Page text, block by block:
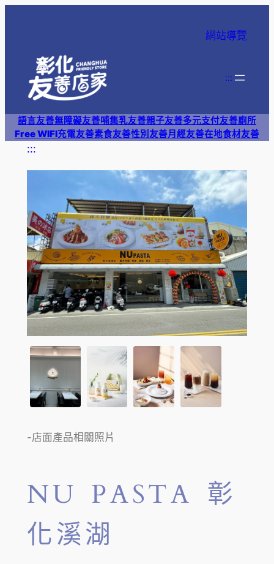
網站導覽
:::
語言友善無障礙友善哺集乳友善親子友善多元支付友善廁所
Free WIFI充電友善素食友善性別友善月經友善在地食材友善
:::
-店面產品相關照片
NU PASTA 彰
化溪湖